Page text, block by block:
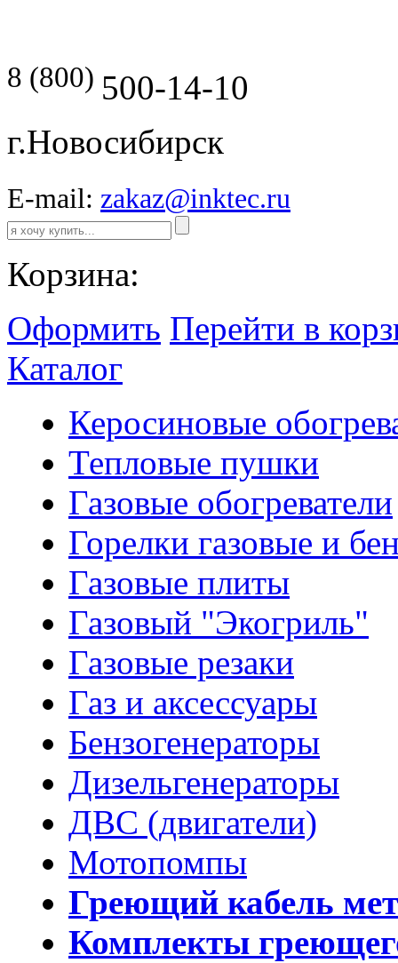
8 (800) 500-14-10
г.Новосибирск
E-mail: zakaz@inktec.ru
Корзина:
Оформить Перейти в
Каталог
Керосиновые
Тепловые пушки
Газовые обогреватели
Горелки газовые и
Газовые плиты
Газовый "Экогриль"
Газовые резаки
Газ и аксессуары
Бензогенераторы
Дизельгенераторы
ДВС (двигатели)
Мотопомпы
Греющий кабель
Комплекты